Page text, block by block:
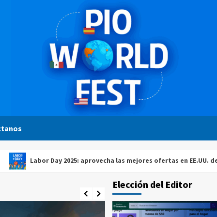
Labor Day 2025: aprovecha las mejores ofertas en EE.UU. desde
Elección del Editor